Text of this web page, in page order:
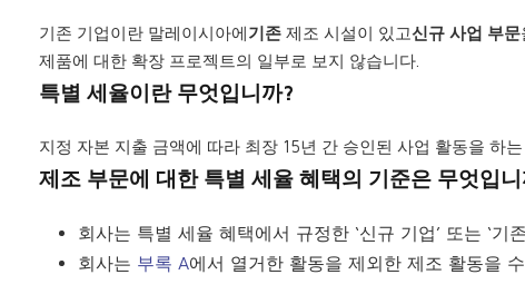
기존 기업이란 말레이시아에기존 제조 시설이 있고신규 사업 부문
제품에 대한 확장 프로젝트의 일부로 보지 않습니다.
특별 세율이란 무엇입니까?
지정 자본 지출 금액에 따라 최장 15년 간 승인된 사업 활동을 하
제조 부문에 대한 특별 세율 혜택의 기준은 무엇입니
회사는 특별 세율 혜택에서 규정한 ‘신규 기업’ 또는 ‘기
회사는 부록 A에서 열거한 활동을 제외한 제조 활동을